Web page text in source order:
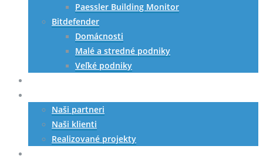
Paessler Building Monitor
Bitdefender
Domácnosti
Malé a stredné podniky
Veľké podniky
Naši partneri
Naši klienti
Realizované projekty